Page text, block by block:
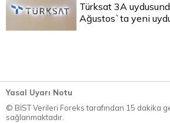
Türksat 3A
Ağustos`ta yeni
Yasal Uyarı Notu
© BİST Verileri Foreks tarafından 15 dakika
sağlanmaktadır.